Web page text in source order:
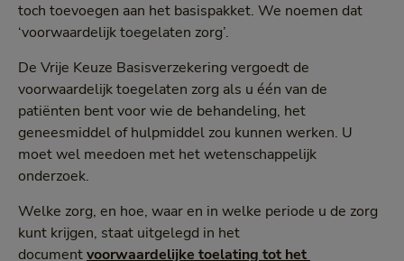
toch toevoegen aan het basispakket. We noemen dat
‘voorwaardelijk toegelaten zorg’.
De Vrije Keuze Basisverzekering vergoedt de
voorwaardelijk toegelaten zorg als u één van de
patiënten bent voor wie de behandeling, het
geneesmiddel of hulpmiddel zou kunnen werken. U
moet wel meedoen met het wetenschappelijk
onderzoek.
Welke zorg, en hoe, waar en in welke periode u de zorg
kunt krijgen, staat uitgelegd in het
documentvoorwaardelijke toelating tot het